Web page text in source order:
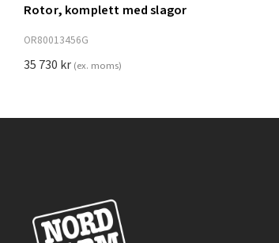
Rotor, komplett med slagor
OR80013456G
35 730 kr (ex. moms)